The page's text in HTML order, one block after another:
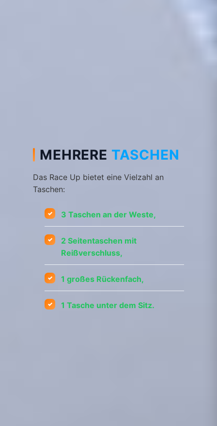
MEHRERE TASCHEN
Das Race Up bietet eine Vielzahl an
Taschen:
3 Taschen an der Weste,
2 Seitentaschen mit
Reißverschluss,
1 großes Rückenfach,
1 Tasche unter dem Sitz.